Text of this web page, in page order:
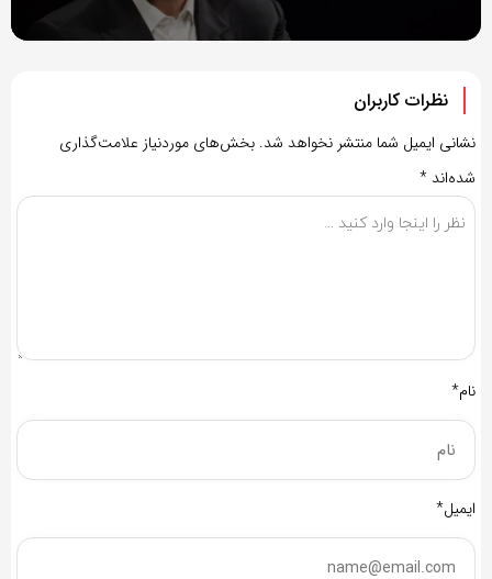
نظرات کاربران
نشانی ایمیل شما منتشر نخواهد شد. بخش‌های موردنیاز علامت‌گذاری
شده‌اند *
نام*
ایمیل*